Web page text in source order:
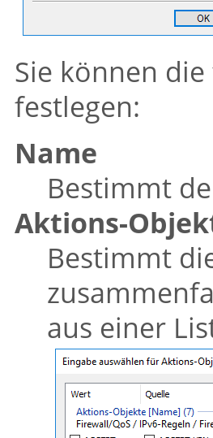
Sie können
festlegen:
Name
Bestimmt
Aktions-
Bestimmt
aus einer